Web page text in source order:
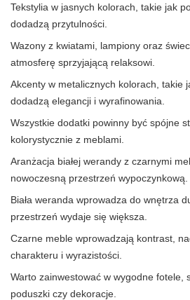
Tekstylia w jasnych kolorach, takie jak
dodadzą przytulności.
Wazony z kwiatami, lampiony oraz
atmosferę sprzyjającą relaksowi.
Akcenty w metalicznych kolorach, takie
dodadzą elegancji i wyrafinowania.
Wszystkie dodatki powinny być spójne
kolorystycznie z meblami.
Aranżacja białej werandy z czarnymi
nowoczesną przestrzeń wypoczynkową.
Biała weranda wprowadza do wnętrza
przestrzeń wydaje się większa.
Czarne meble wprowadzają kontrast,
charakteru i wyrazistości.
Warto zainwestować w wygodne fotele,
poduszki czy dekoracje.